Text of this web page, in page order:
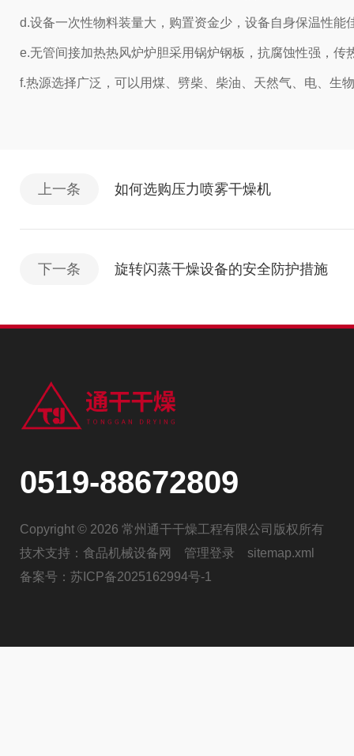
d.设备一次性物料装量大，购置资金少，设备自身保温性能
e.无管间接加热热风炉炉胆采用锅炉钢板，抗腐蚀性强，
f.热源选择广泛，可以用煤、劈柴、柴油、天然气、电、生
上一条 如何选购压力喷雾干燥机
下一条 旋转闪蒸干燥设备的安全防护措施
0519-88672809
Copyright © 2026 常州通干干燥工程有限公司版权所有
技术支持： 食品机械设备网 管理登录
sitemap.xml
备案号： 苏ICP备2025162994号-1